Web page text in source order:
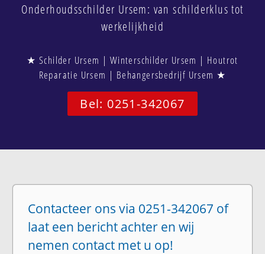
Onderhoudsschilder Ursem: van schilderklus tot
werkelijkheid
★ Schilder Ursem | Winterschilder Ursem | Houtrot
Reparatie Ursem | Behangersbedrijf Ursem ★
Bel: 0251-342067
Contacteer ons via 0251-342067 of
laat een bericht achter en wij
nemen contact met u op!